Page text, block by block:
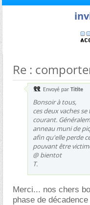
Re :
Envoyé par Titite
Bonsoir à tous,
ces deux vaches
courant.
anneau muni de
afin qu'elle perde
pouvant être
@ bientot
T.
Merci... nos chers
phase de